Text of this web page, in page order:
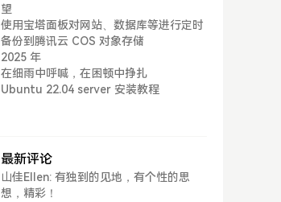
望
使用宝塔面板对网站、数据库等进行定时
备份到腾讯云 COS 对象存储
2025 年
在细雨中呼喊，在困顿中挣扎
Ubuntu 22.04 server 安装教程
最新评论
山佳Ellen: 有独到的见地，有个性的思
想，精彩！